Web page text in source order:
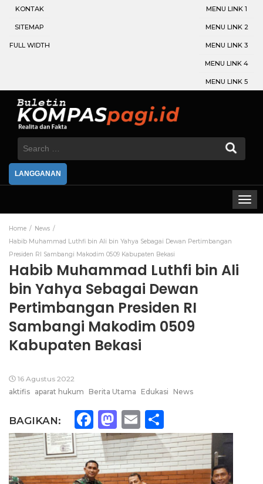
KONTAK
SITEMAP
FULL WIDTH
MENU LINK 1
MENU LINK 2
MENU LINK 3
MENU LINK 4
MENU LINK 5
Search
LANGGANAN
Home
News
Habib Muhammad Luthfi bin Ali bin Yahya Sebagai Dewan Pertimbangan
Presiden RI Sambangi Makodim 0509 Kabupaten Bekasi
Habib Muhammad Luthfi bin Ali
bin Yahya Sebagai Dewan
Pertimbangan Presiden RI
Sambangi Makodim 0509
Kabupaten Bekasi
16 Agustus 2022
aktifis aparat hukum Berita Utama Edukasi News
BAGIKAN: Facebook
Mastodon
Email